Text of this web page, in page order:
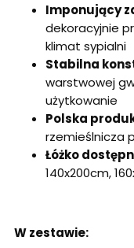
Imponujący
dekoracyjnie
klimat sypialni
Stabilna
warstwowej
użytkowanie
Polska
rzemieślnicza
Łóżko
140x200cm,
W zestawie: